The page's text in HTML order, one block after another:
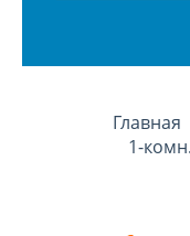
Главная
1-